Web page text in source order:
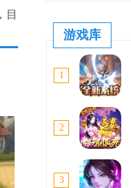
目
游戏库
1
2
3